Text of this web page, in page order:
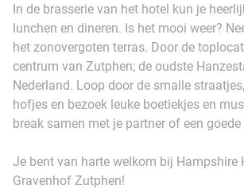
In de brasserie van het hotel kun je
lunchen en dineren. Is het mooi weer?
het zonovergoten terras. Door de
centrum van Zutphen; de oudste
Nederland. Loop door de smalle
hofjes en bezoek leuke boetiekjes en
break samen met je partner of een
Je bent van harte welkom bij Hampshire
Gravenhof Zutphen!